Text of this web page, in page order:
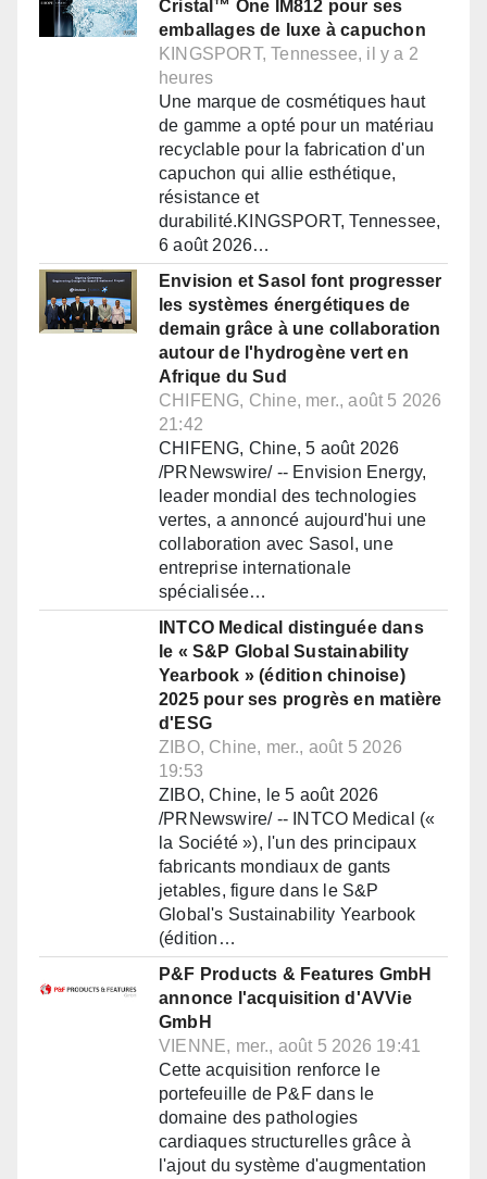
Cristal™ One IM812 pour ses
emballages de luxe à capuchon
KINGSPORT, Tennessee, il y a 2
heures
Une marque de cosmétiques haut
de gamme a opté pour un matériau
recyclable pour la fabrication d'un
capuchon qui allie esthétique,
résistance et
durabilité.KINGSPORT, Tennessee,
6 août 2026…
Envision et Sasol font progresser
les systèmes énergétiques de
demain grâce à une collaboration
autour de l'hydrogène vert en
Afrique du Sud
CHIFENG, Chine, mer., août 5 2026
21:42
CHIFENG, Chine, 5 août 2026
/PRNewswire/ -- Envision Energy,
leader mondial des technologies
vertes, a annoncé aujourd'hui une
collaboration avec Sasol, une
entreprise internationale
spécialisée…
INTCO Medical distinguée dans
le « S&P Global Sustainability
Yearbook » (édition chinoise)
2025 pour ses progrès en matière
d'ESG
ZIBO, Chine, mer., août 5 2026
19:53
ZIBO, Chine, le 5 août 2026
/PRNewswire/ -- INTCO Medical («
la Société »), l'un des principaux
fabricants mondiaux de gants
jetables, figure dans le S&P
Global's Sustainability Yearbook
(édition…
P&F Products & Features GmbH
annonce l'acquisition d'AVVie
GmbH
VIENNE, mer., août 5 2026 19:41
Cette acquisition renforce le
portefeuille de P&F dans le
domaine des pathologies
cardiaques structurelles grâce à
l'ajout du système d'augmentation